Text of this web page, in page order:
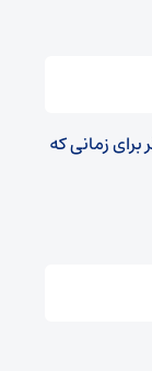
زمانی که